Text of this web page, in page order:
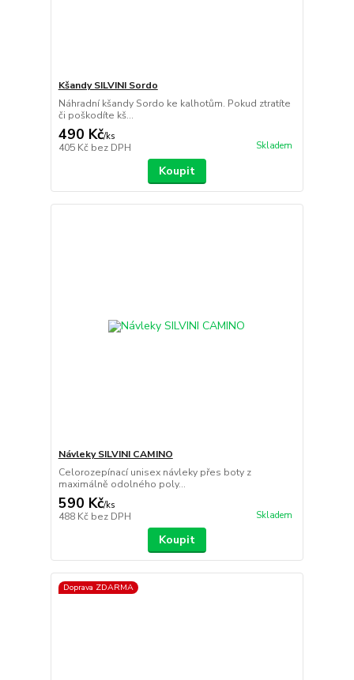
Kšandy SILVINI Sordo
Náhradní kšandy Sordo ke kalhotům. Pokud ztratíte
či poškodíte kš...
490 Kč/ks
405 Kč bez DPH Skladem
Koupit
Návleky SILVINI CAMINO
Celorozepínací unisex návleky přes boty z
maximálně odolného poly...
590 Kč/ks
488 Kč bez DPH Skladem
Koupit
Doprava ZDARMA